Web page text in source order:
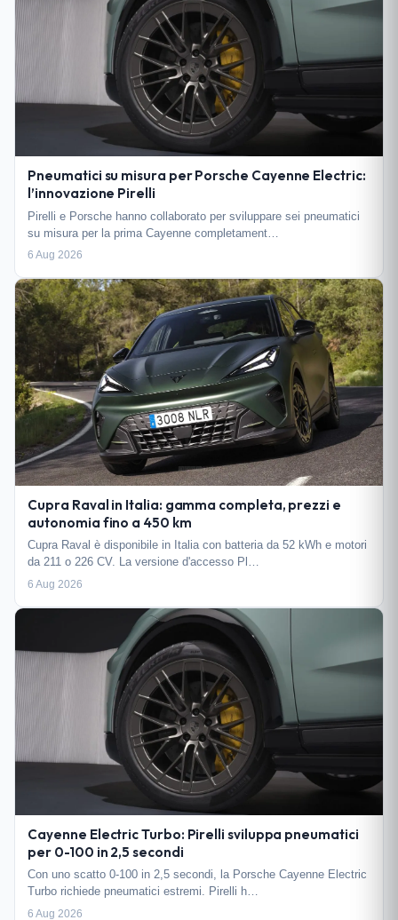
Pneumatici su misura per Porsche Cayenne Electric:
l’innovazione Pirelli
Pirelli e Porsche hanno collaborato per sviluppare sei pneumatici
su misura per la prima Cayenne completament…
6 Aug 2026
Cupra Raval in Italia: gamma completa, prezzi e
autonomia fino a 450 km
Cupra Raval è disponibile in Italia con batteria da 52 kWh e motori
da 211 o 226 CV. La versione d'accesso Pl…
6 Aug 2026
Cayenne Electric Turbo: Pirelli sviluppa pneumatici
per 0-100 in 2,5 secondi
Con uno scatto 0-100 in 2,5 secondi, la Porsche Cayenne Electric
Turbo richiede pneumatici estremi. Pirelli h…
6 Aug 2026